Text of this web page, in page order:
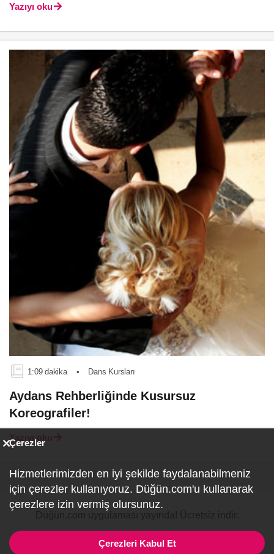
Yazıyı oku
1:09 dakika • Dans Kursları
Aydans Rehberliğinde Kusursuz
Koreografiler!
Yazıyı oku
Çerezler
Hizmetlerimizden en iyi şekilde faydalanabilmeniz
için çerezler kullanıyoruz. Düğün.com'u kullanarak
çerezlere izin vermiş olursunuz.
Çerezleri Kabul Et